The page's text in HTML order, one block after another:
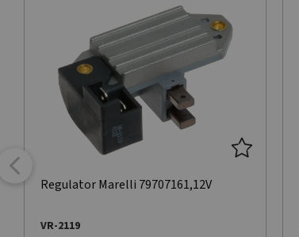
Regulator Marelli 79707161,12V
VR-2119